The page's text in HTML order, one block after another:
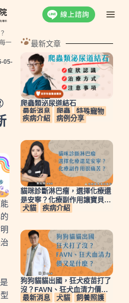
Main
一
05-
最新文章
爬蟲類泌尿道結石
最新消息
爬蟲
特殊寵物
疾病介紹
病例分享
貓咪診斷淋巴瘤，選擇化療還
是安寧？化療副作用讓寶貝很
痛苦？
犬貓 疾病介紹
狗狗貓貓出國，狂犬疫苗打了
沒？FAVN、狂犬血清力價又
是什麼？
最新消息 犬貓 飼養照護